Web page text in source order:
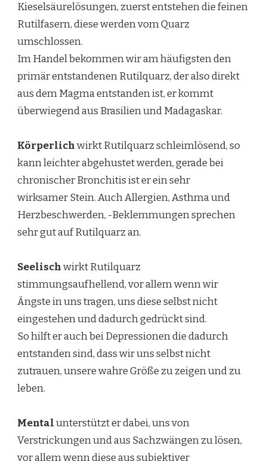
Kieselsäurelösungen, zuerst entstehen die feinen
Rutilfasern, diese werden vom Quarz
umschlossen.
Im Handel bekommen wir am häufigsten den
primär entstandenen Rutilquarz, der also direkt
aus dem Magma entstanden ist, er kommt
überwiegend aus Brasilien und Madagaskar.
Körperlichwirkt Rutilquarz schleimlösend, so
kann leichter abgehustet werden, gerade bei
chronischer Bronchitis ist er ein sehr
wirksamer Stein. Auch Allergien, Asthma und
Herzbeschwerden, -Beklemmungen sprechen
sehr gut auf Rutilquarz an.
Seelischwirkt Rutilquarz
stimmungsaufhellend, vor allem wenn wir
Ängste in uns tragen, uns diese selbst nicht
eingestehen und dadurch gedrückt sind.
So hilft er auch bei Depressionen die dadurch
entstanden sind, dass wir uns selbst nicht
zutrauen, unsere wahre Größe zu zeigen und zu
leben.
Mentalunterstützt er dabei, uns von
Verstrickungen und aus Sachzwängen zu lösen,
vor allem wenn diese aus subjektiver